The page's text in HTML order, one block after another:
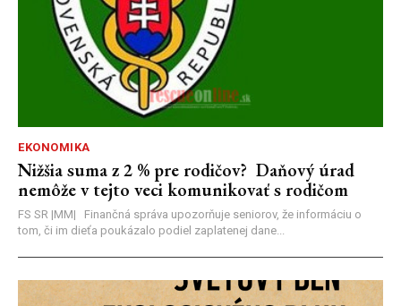
EKONOMIKA
Nižšia suma z 2 % pre rodičov? Daňový úrad
nemôže v tejto veci komunikovať s rodičom
FS SR |MM| Finančná správa upozorňuje seniorov, že informáciu o
tom, či im dieťa poukázalo podiel zaplatenej dane...